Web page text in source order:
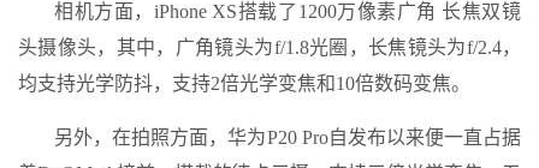
相机方面，iPhone XS搭载了1200万像素广角 长焦双镜
头摄像头，其中，广角镜头为f/1.8光圈，长焦镜头为f/2.4，
均支持光学防抖，支持2倍光学变焦和10倍数码变焦。
另外，在拍照方面，华为P20 Pro自发布以来便一直占据